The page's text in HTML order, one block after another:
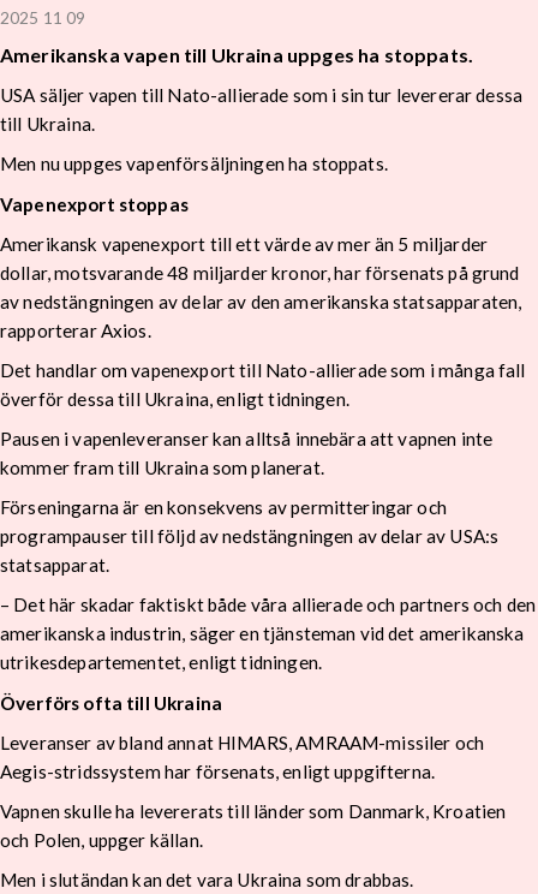
2025 11 09
Amerikanska vapen till Ukraina uppges ha stoppats.
USA säljer vapen till Nato-allierade som i sin tur levererar dessa
till Ukraina.
Men nu uppges vapenförsäljningen ha stoppats.
Vapenexport stoppas
Amerikansk vapenexport till ett värde av mer än 5 miljarder
dollar, motsvarande 48 miljarder kronor, har försenats på grund
av nedstängningen av delar av den amerikanska statsapparaten,
rapporterar Axios.
Det handlar om vapenexport till Nato-allierade som i många fall
överför dessa till Ukraina, enligt tidningen.
Pausen i vapenleveranser kan alltså innebära att vapnen inte
kommer fram till Ukraina som planerat.
Förseningarna är en konsekvens av permitteringar och
programpauser till följd av nedstängningen av delar av USA:s
statsapparat.
– Det här skadar faktiskt både våra allierade och partners och den
amerikanska industrin, säger en tjänsteman vid det amerikanska
utrikesdepartementet, enligt tidningen.
Överförs ofta till Ukraina
Leveranser av bland annat HIMARS, AMRAAM-missiler och
Aegis-stridssystem har försenats, enligt uppgifterna.
Vapnen skulle ha levererats till länder som Danmark, Kroatien
och Polen, uppger källan.
Men i slutändan kan det vara Ukraina som drabbas.